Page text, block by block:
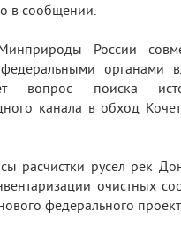
в сообщении.
России
органами
вопрос поиска
канала в обход
расчистки русел рек
очистных
федерального